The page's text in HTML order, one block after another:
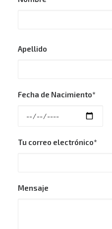
Apellido
Fecha de Nacimiento*
Tu correo electrónico*
Mensaje